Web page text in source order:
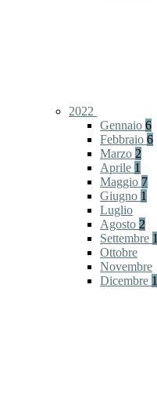
2022
Gennaio 6
Febbraio 6
Marzo 2
Aprile 1
Maggio 7
Giugno 1
Luglio
Agosto 2
Settembre 1
Ottobre
Novembre
Dicembre 1